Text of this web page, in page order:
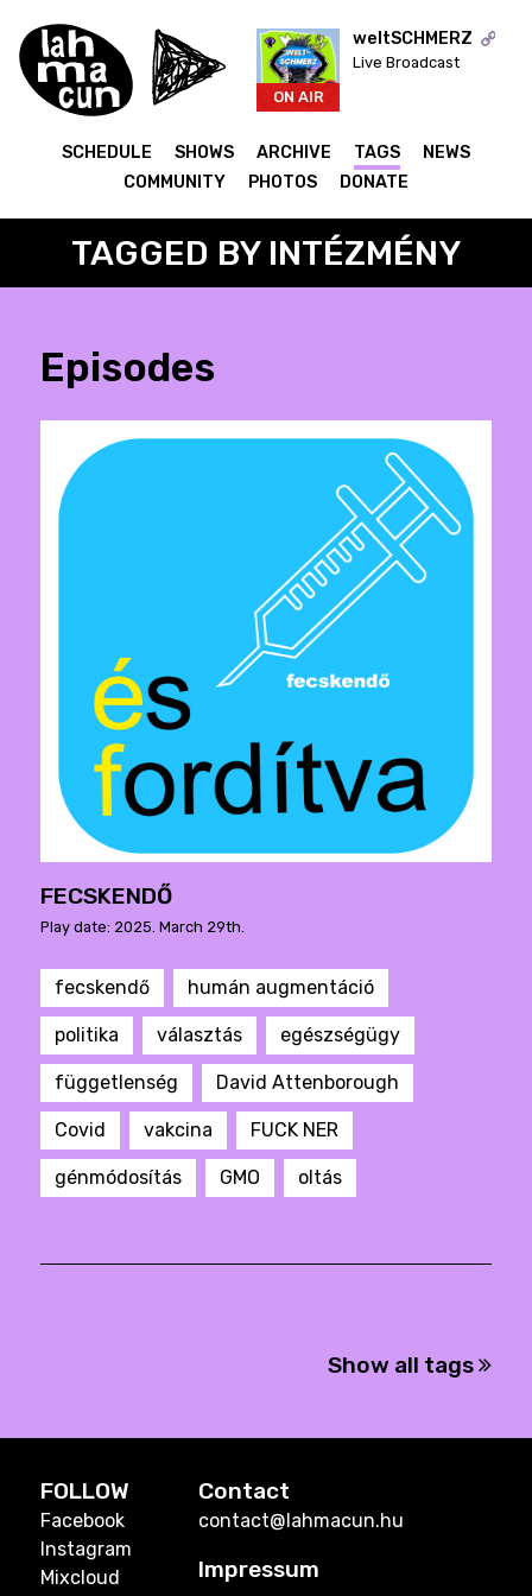
ON AIR
weltSCHMERZ
Live Broadcast
SCHEDULE SHOWS ARCHIVE TAGS
NEWS
COMMUNITY
PHOTOS DONATE
TAGGED BY INTÉZMÉNY
Episodes
FECSKENDŐ
Play date: 2025. March 29th.
fecskendő humán augmentáció
politika választás egészségügy
függetlenség David Attenborough
Covid vakcina FUCK NER
génmódosítás GMO oltás
Show all tags
FOLLOW
Facebook
Instagram
Mixcloud
Contact
contact@lahmacun.hu
Impressum